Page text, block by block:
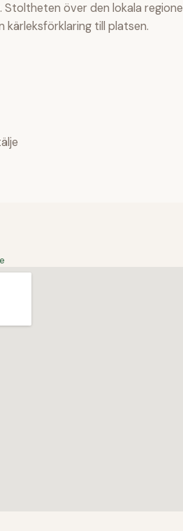
över den lokala
kärleksförklaring till platsen.